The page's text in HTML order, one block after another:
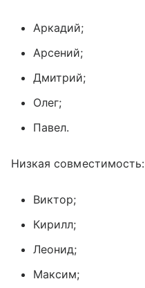
Аркадий;
Арсений;
Дмитрий;
Олег;
Павел.
Низкая совместимость:
Виктор;
Кирилл;
Леонид;
Максим;